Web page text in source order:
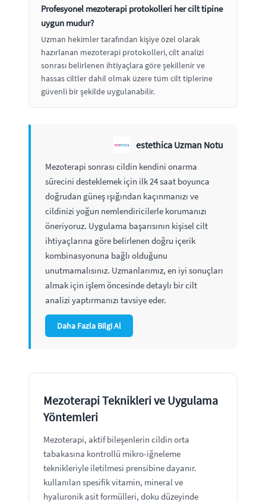
Profesyonel mezoterapi protokolleri her cilt tipine
uygun mudur?
Uzman hekimler tarafından kişiye özel olarak
hazırlanan mezoterapi protokolleri, cilt analizi
sonrası belirlenen ihtiyaçlara göre şekillenir ve
hassas ciltler dahil olmak üzere tüm cilt tiplerine
güvenli bir şekilde uygulanabilir.
estethica Uzman Notu
Mezoterapi sonrası cildin kendini onarma
sürecini desteklemek için ilk 24 saat boyunca
doğrudan güneş ışığından kaçınmanızı ve
cildinizi yoğun nemlendiricilerle korumanızı
öneriyoruz. Uygulama başarısının kişisel cilt
ihtiyaçlarına göre belirlenen doğru içerik
kombinasyonuna bağlı olduğunu
unutmamalısınız. Uzmanlarımız, en iyi sonuçları
almak için işlem öncesinde detaylı bir cilt
analizi yaptırmanızı tavsiye eder.
Daha Fazla Bilgi Al
Mezoterapi Teknikleri ve Uygulama
Yöntemleri
Mezoterapi, aktif bileşenlerin cildin orta
tabakasına kontrollü mikro-iğneleme
teknikleriyle iletilmesi prensibine dayanır.
kullanılan spesifik vitamin, mineral ve
hyaluronik asit formülleri, doku düzeyinde